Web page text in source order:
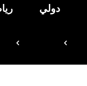
دولي